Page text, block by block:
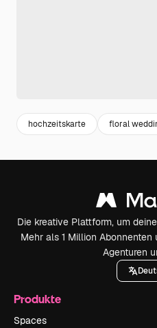
hochzeitskarte floral
Die kreative Plattform, um
Mehr als 1 Million Abonnenten
Agenturen
Produkte
Spaces